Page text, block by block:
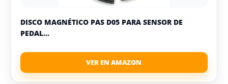
DISCO MAGNÉTICO PAS D05 PARA SENSOR DE
PEDAL...